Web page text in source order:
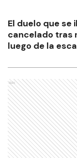
El duelo que se
cancelado tras
luego de la
Ads